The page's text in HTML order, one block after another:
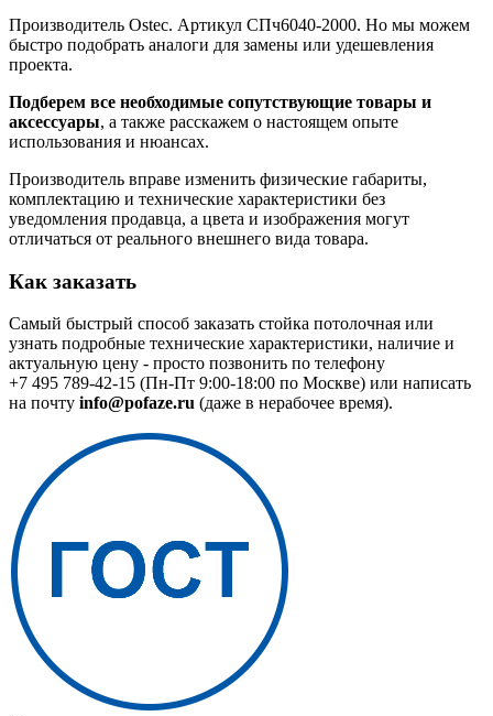
Производитель Ostec. Артикул СПч6040-2000. Но мы можем
быстро подобрать аналоги для замены или удешевления
проекта.
Подберем все необходимые сопутствующие товары и
аксессуары, а также расскажем о настоящем опыте
использования и нюансах.
Производитель вправе изменить физические габариты,
комплектацию и технические характеристики без
уведомления продавца, а цвета и изображения могут
отличаться от реального внешнего вида товара.
Как заказать
Самый быстрый способ заказать стойка потолочная или
узнать подробные технические характеристики, наличие и
актуальную цену - просто позвонить по телефону
+7 495 789-42-15 (Пн-Пт 9:00-18:00 по Москве) или написать
на почту info@pofaze.ru (даже в нерабочее время).